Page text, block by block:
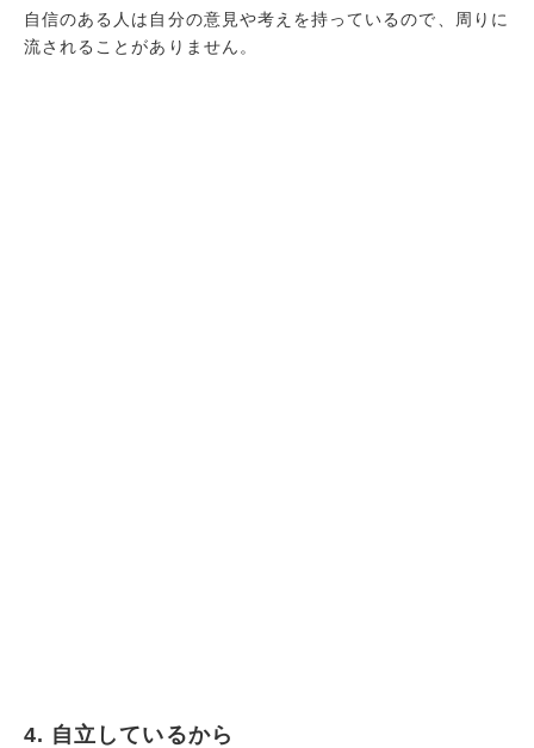
自信のある人は自分の意見や考えを持っているので、周りに
流されることがありません。
4. 自立しているから